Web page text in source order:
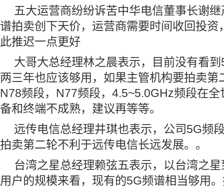
五大运营商纷纷诉苦中华电信董事长谢
谱拍卖创下天价，运营商需要时间收回投资
此推迟一点更好
大哥大总经理林之晨表示，目前没有看
两三年也应该够用，如果主管机构要拍卖第
N78频段，N77频段，4.5~5.0GHz频段在
备和终端不成熟，建议再等等。
远传电信总经理井琪也表示，公司5G频
拍卖第二轮不利于远传电信长远发展。。
台湾之星总经理赖弦五表示，以台湾之
用户的规模来看，现有的5G频谱相当够用